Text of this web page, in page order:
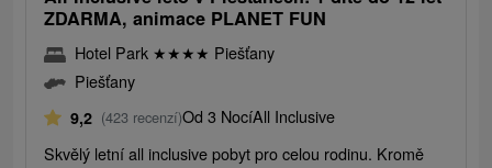
ZDARMA, animace PLANET FUN
Hotel Park ★★★★ Piešťany
Piešťany
9,2 (423 recenzí)Od 3 NocíAll Inclusive
Skvělý letní all inclusive pobyt pro celou rodinu. Kromě